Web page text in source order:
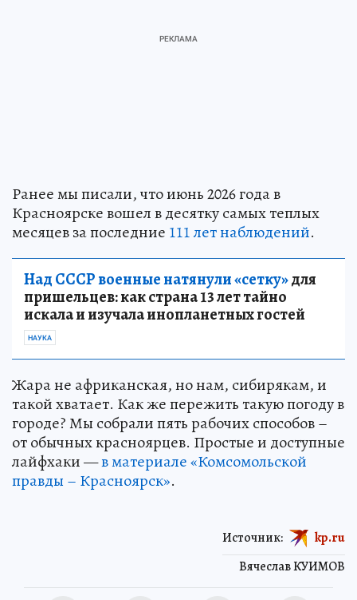
Ранее мы писали, что июнь 2026 года в
Красноярске вошел в десятку самых теплых
месяцев за последние 111 лет наблюдений.
Над СССР военные натянули «сетку»для
пришельцев: как страна 13 лет тайно
искала и изучала инопланетных гостей
НАУКА
Жара не африканская, но нам, сибирякам, и
такой хватает. Как же пережить такую погоду в
городе? Мы собрали пять рабочих способов –
от обычных красноярцев. Простые и доступные
лайфхаки —в материале «Комсомольской
правды – Красноярск».
Вячеслав КУИМОВ
Источник: kp.ru